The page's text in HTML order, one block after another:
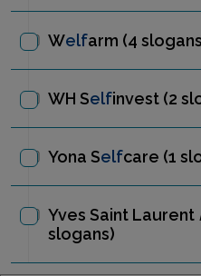
Welfarm (4
WH Selfinvest (2
Yona Selfcare (1
Yves Saint Laurent
slogans)